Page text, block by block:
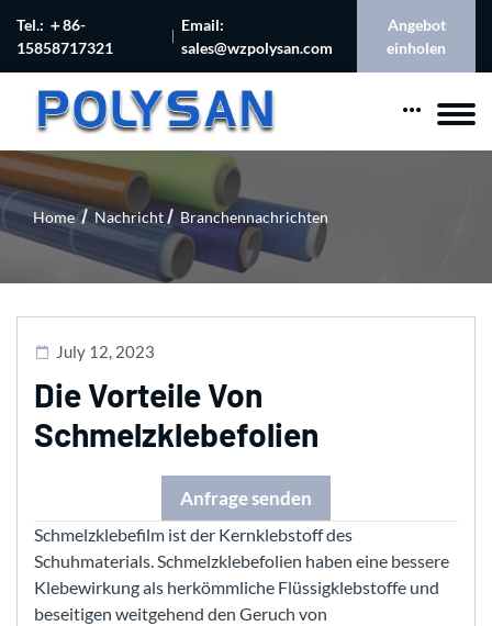
Tel.: ＋86-
15858717321
Email:
sales@wzpolysan.com
Angebot
einholen
Home Nachricht Branchennachrichten
July 12, 2023
Die Vorteile Von
Schmelzklebefolien
Anfrage senden
Schmelzklebefilm ist der Kernklebstoff des
Schuhmaterials. Schmelzklebefolien haben eine bessere
Klebewirkung als herkömmliche Flüssigklebstoffe und
beseitigen weitgehend den Geruch von